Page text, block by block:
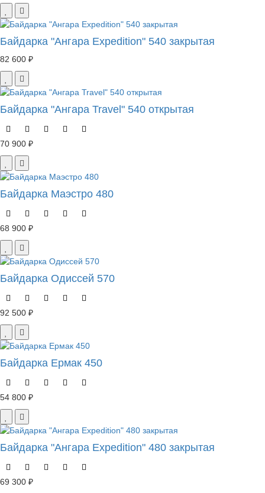
Байдарка "Ангара Expedition" 540 закрытая
82 600 ₽
Байдарка "Ангара Travel" 540 открытая
70 900 ₽
Байдарка Маэстро 480
68 900 ₽
Байдарка Одиссей 570
92 500 ₽
Байдарка Ермак 450
54 800 ₽
Байдарка "Ангара Expedition" 480 закрытая
69 300 ₽